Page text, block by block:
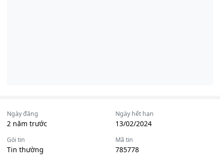
Ngày đăng
2 năm trước
Ngày hết hạn
13/02/2024
Gói tin
Tin thường
Mã tin
785778